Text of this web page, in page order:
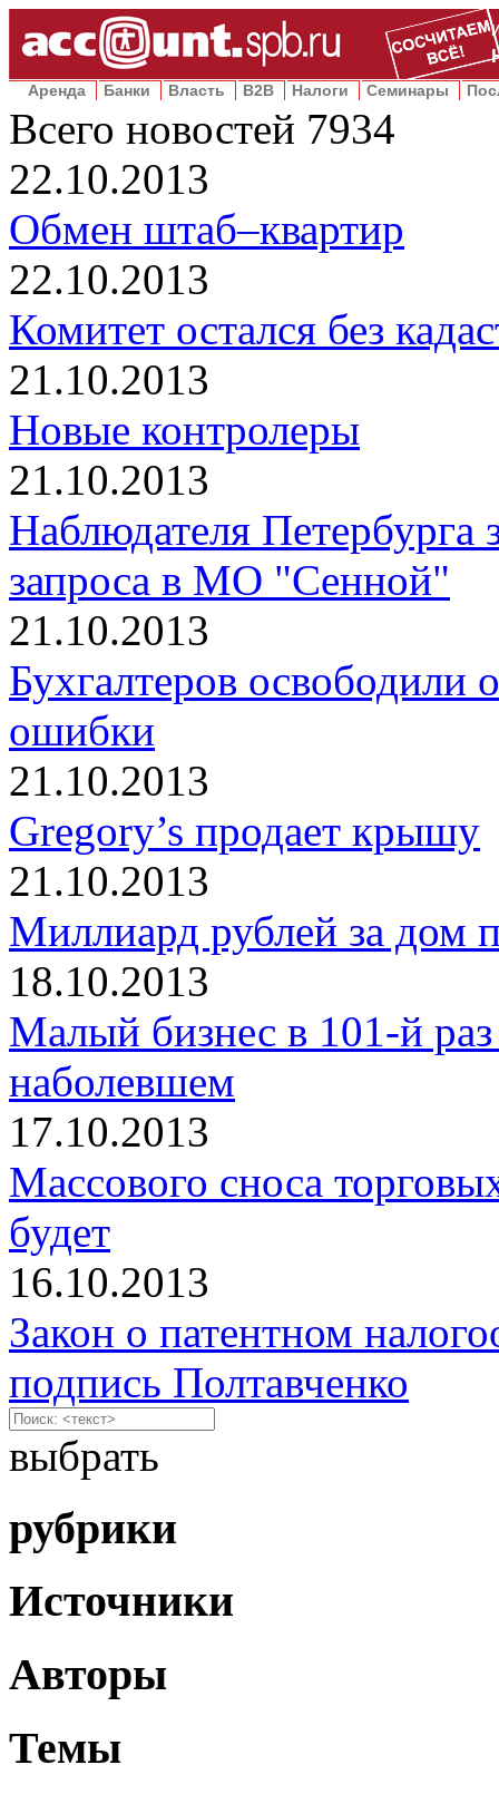
Аренда Банки Власть B2B Налоги Семинары
Всего новостей 7934
22.10.2013
Обмен штаб–квартир
22.10.2013
Комитет остался без
21.10.2013
Новые контролеры
21.10.2013
Наблюдателя Петербурга
запроса в МО "Сенной"
21.10.2013
Бухгалтеров освободили
ошибки
21.10.2013
Gregory’s продает крышу
21.10.2013
Миллиард рублей за дом
18.10.2013
Малый бизнес в 101-й
наболевшем
17.10.2013
Массового сноса
будет
16.10.2013
Закон о патентном
подпись Полтавченко
выбрать
рубрики
Источники
Авторы
Темы